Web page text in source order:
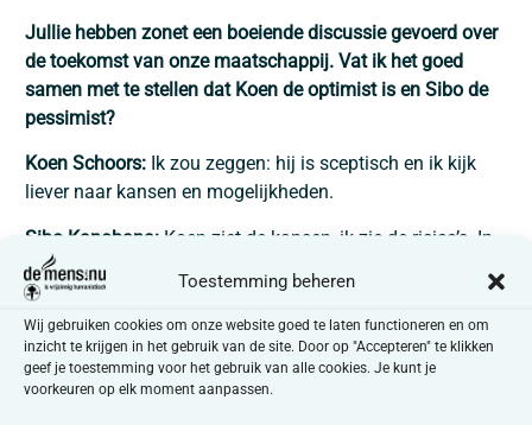
Toestemming beheren
Wij gebruiken cookies om onze website goed te laten functioneren en om
inzicht te krijgen in het gebruik van de site. Door op "Accepteren" te klikken
geef je toestemming voor het gebruik van alle cookies. Je kunt je
voorkeuren op elk moment aanpassen.
Jullie hebben zonet een boeiende discussie gevoerd over
de toekomst van onze maatschappij. Vat ik het goed
samen met te stellen dat Koen de optimist is en Sibo de
pessimist?
Koen Schoors: Ik zou zeggen: hij is sceptisch en ik kijk
liever naar kansen en mogelijkheden.
Sibo Kanobana: Koen ziet de kansen, ik zie de risico’s. In
deze tijd zijn mensen pessimistisch. Over het klimaat,
ongelijkheid … Koen probeert daarop een antwoord te
geven vanuit zijn expertise. En ik denk: goed, maar pas
op, het kan ook misgaan.
Toch ben ik niet echt pessimistisch. Ik ben juist